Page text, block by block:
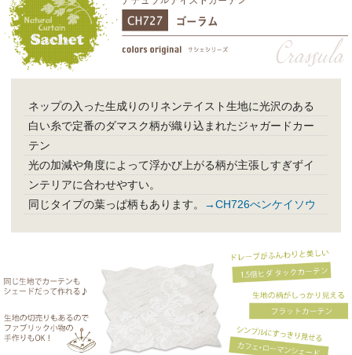
ネップの入った生成りのリネンテイスト生地に光沢のある
白い糸で定番のダマスク柄が織り込まれたジャガードカー
テン
光の加減や角度によって浮かび上がる柄が主張しすぎずイ
ンテリアに合わせやすい。
同じタイプの葉っぱ柄もあります。 →CH726べンケイソウ